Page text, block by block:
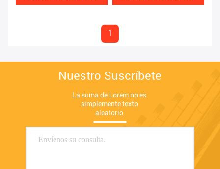
1
Nuestro Suscríbete
La suma de Lorem no es
simplemente texto
aleatorio.